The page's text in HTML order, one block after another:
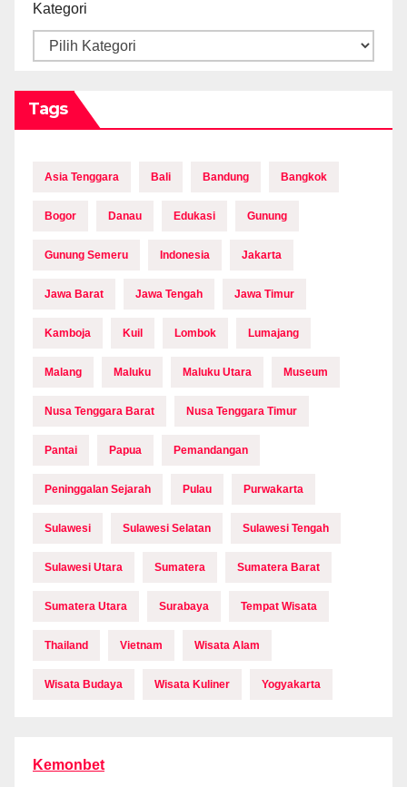
Kategori
Tags
Asia Tenggara Bali Bandung Bangkok
Bogor Danau Edukasi Gunung
Gunung Semeru Indonesia Jakarta
Jawa Barat Jawa Tengah Jawa Timur
Kamboja Kuil Lombok Lumajang
Malang Maluku Maluku Utara Museum
Nusa Tenggara Barat Nusa Tenggara Timur
Pantai Papua Pemandangan
Peninggalan Sejarah Pulau Purwakarta
Sulawesi Sulawesi Selatan Sulawesi Tengah
Sulawesi Utara Sumatera Sumatera Barat
Sumatera Utara Surabaya Tempat Wisata
Thailand Vietnam Wisata Alam
Wisata Budaya Wisata Kuliner Yogyakarta
Kemonbet